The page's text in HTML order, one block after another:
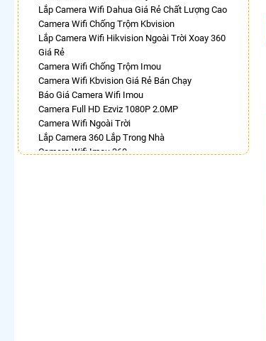
Lắp Camera Wifi Dahua Giá Rẻ Chất Lượng Cao
Camera Wifi Chống Trộm Kbvision
Lắp Camera Wifi Hikvision Ngoài Trời Xoay 360
Giá Rẻ
Camera Wifi Chống Trộm Imou
Camera Wifi Kbvision Giá Rẻ Bán Chạy
Báo Giá Camera Wifi Imou
Camera Full HD Ezviz 1080P 2.0MP
Camera Wifi Ngoài Trời
Lắp Camera 360 Lắp Trong Nhà
Camera Wifi Imou 360